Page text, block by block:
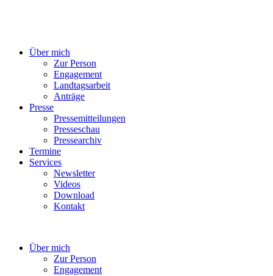
Über mich
Zur Person
Engagement
Landtagsarbeit
Anträge
Presse
Pressemitteilungen
Presseschau
Pressearchiv
Termine
Services
Newsletter
Videos
Download
Kontakt
Über mich
Zur Person
Engagement